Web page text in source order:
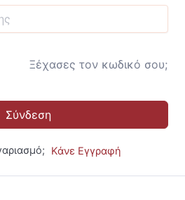
Ξέχασες τον κωδικό σου;
Σύνδεση
Κάνε Εγγραφή